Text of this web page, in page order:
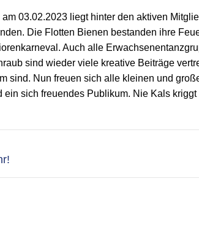
03.02.2023 liegt hinter den aktiven
Die Flotten Bienen bestanden ihre
Auch alle
sind wieder viele kreative Beiträge
sind. Nun freuen sich alle kleinen und
sich freuendes Publikum. Nie Kals kriggt